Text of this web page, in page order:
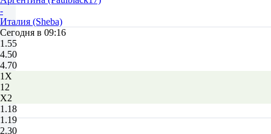
-
Италия (Sheba)
Сегодня в 09:16
1.55
4.50
4.70
1X
12
X2
1.18
1.19
2.30